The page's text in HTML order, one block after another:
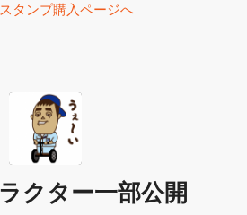
タンプ購入ページへ
クター一部公開